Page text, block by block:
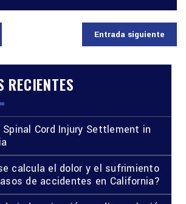
Entrada siguiente
RECIENTES
Spinal Cord Injury Settlement in
calcula el dolor y el sufrimiento
de accidentes en California?